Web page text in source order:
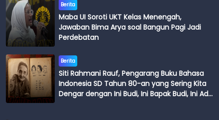
Berita
Maba UI Soroti UKT Kelas Menengah,
Jawaban Bima Arya soal Bangun Pagi Jadi
Perdebatan
Berita
Siti Rahmani Rauf, Pengarang Buku Bahasa
Indonesia SD Tahun 80-an yang Sering Kita
Dengar dengan Ini Budi, Ini Bapak Budi, Ini Adik